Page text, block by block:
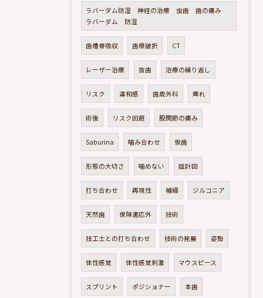
ラバーダム防湿 神経の治療 虫歯 歯の痛み
ラバーダム 防湿
歯槽骨吸収 歯根破折 CT
レーザー治療 抜歯 治療の繰り返し
リスク 違和感 歯周外科 痺れ
術後 リスク回避 股関節の痛み
Saburina 噛み合わせ 仮歯
形態の大切さ 噛めない 設計図
打ち合わせ 再現性 補綴 ジルコニア
天然歯 保険適応外 技術
技工士との打ち合わせ 技術の発展 姿勢
体性感覚 体性感覚刺激 マウスピース
スプリント ポジショナー 本歯